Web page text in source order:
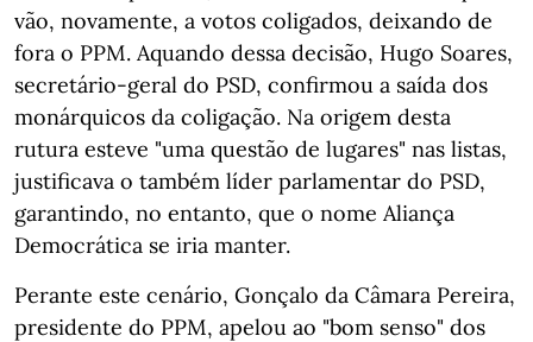
vão, novamente, a votos coligados, deixando de
fora o PPM. Aquando dessa decisão, Hugo Soares,
secretário-geral do PSD, confirmou a saída dos
monárquicos da coligação. Na origem desta
rutura esteve "uma questão de lugares" nas listas,
justificava o também líder parlamentar do PSD,
garantindo, no entanto, que o nome Aliança
Democrática se iria manter.
Perante este cenário, Gonçalo da Câmara Pereira,
presidente do PPM, apelou ao "bom senso" dos